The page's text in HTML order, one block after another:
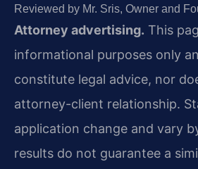
Reviewed by Mr. Sris, Owner and
Attorney advertising. This
informational purposes only
constitute legal advice, nor
attorney-client relationship.
application change and vary
results do not guarantee a